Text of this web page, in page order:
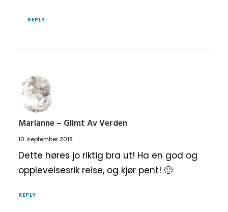
REPLY
Marianne – Glimt Av Verden
10. september 2018
Dette høres jo riktig bra ut! Ha en god og
opplevelsesrik reise, og kjør pent! 🙂
REPLY